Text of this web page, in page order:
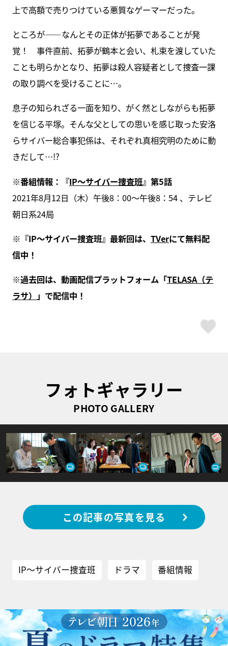
上で高額で売りつけている悪質なゲーマーだった。
ところが――なんとその正体が拓夢であることが発
覚！ 事件直前、拓夢が鶴本と会い、札束を渡していた
ことも明らかとなり、拓夢は殺人容疑者として捜査一課
の取り調べを受けることに…。
息子の知られざる一面を知り、がく然としながらも拓夢
を信じる平塚。そんな父としての思いを感じ取った安洛
らサイバー総合事犯係は、それぞれ真相究明のために動
きだして…!?
※番組情報：『IP～サイバー捜査班』第5話
2021年8月12日（木）午後8：00～午後8：54 、テレビ
朝日系24局
※『IP～サイバー捜査班』最新回は、 TVerにて無料配
信中！
※過去回は、動画配信プラットフォーム「TELASA（テ
ラサ） 」で配信中！
フォトギャラリー
PHOTO GALLERY
この記事の写真を見る
IP～サイバー捜査班 ドラマ 番組情報